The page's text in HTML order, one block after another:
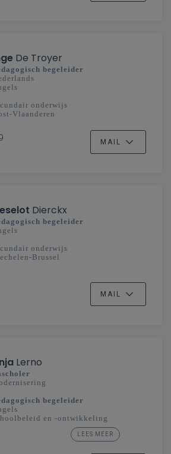
De Troyer
begeleider
onderwijs
Vlaanderen
MAIL
Dierckx
begeleider
onderwijs
Brussel
MAIL
Lerno
begeleider
en -ontwikkeling
LEES MEER